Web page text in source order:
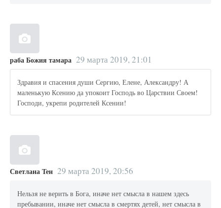
раба Божия тамара 29 марта 2019, 21:01
Здравия и спасения души Сергию, Елене, Александру! А
маленькую Ксению да упокоит Господь во Царствии Своем!
Господи, укрепи родителей Ксении!
Светлана Тен 29 марта 2019, 20:56
Нельзя не верить в Бога, иначе нет смысла в нашем здесь
пребывании, иначе нет смысла в смертях детей, нет смысла в